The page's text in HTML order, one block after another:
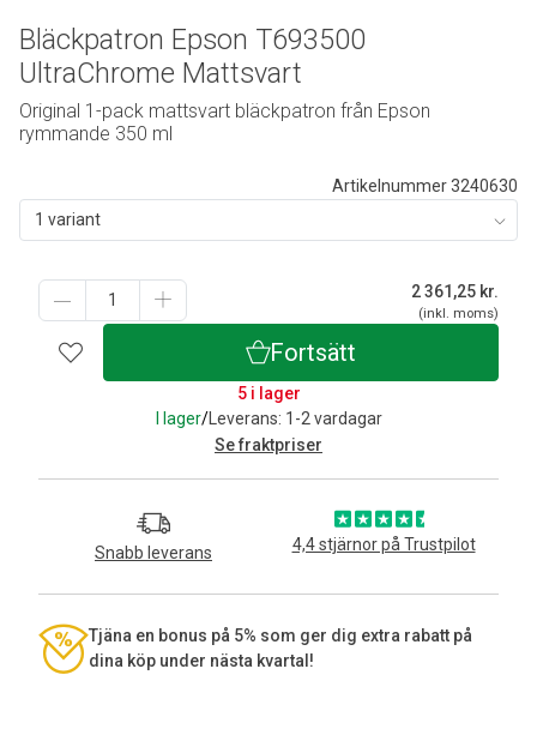
Artikelnummer 3240630
1 variant
2 361,25 kr.
(inkl. moms)
Fortsätt
5 i lager
I lager/Leverans: 1-2 vardagar
Se fraktpriser
Snabb leverans 4,4 stjärnor på Trustpilot
Tjäna en bonus på 5% som ger dig extra rabatt på
dina köp under nästa kvartal!
Bläckpatron Epson T693500
UltraChrome Mattsvart
Original 1-pack mattsvart bläckpatron från Epson
rymmande 350 ml